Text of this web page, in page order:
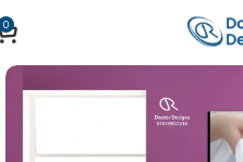
0